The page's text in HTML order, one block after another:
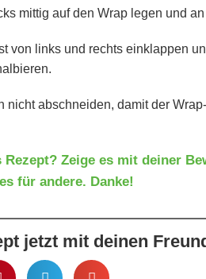
mittig auf den Wrap legen und
von links und rechts einklappen
nicht abschneiden, damit der
Zeige es mit deiner
für andere. Danke!
jetzt mit deinen